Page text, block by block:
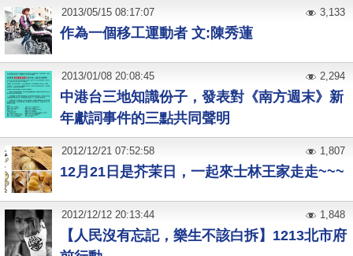
作為一個移工運動者 文:陳秀蓮
2013/05/15 08:17:07 3,133
中港台三地知識份子，發表對《南方週末》新
年獻詞事件的三點共同聲明
2013/01/08 20:08:45 2,294
12月21日是芥茉日，一起來士林王家走走~~~
2012/12/21 07:52:58 1,807
【人民沒有忘記，樂生不該白拆】1213北市府
2012/12/12 20:13:44 1,848